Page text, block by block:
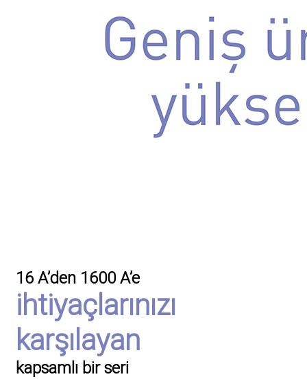
16 A’den 1600 A’e
ihtiyaçlarınızı
karşılayan
kapsamlı bir seri